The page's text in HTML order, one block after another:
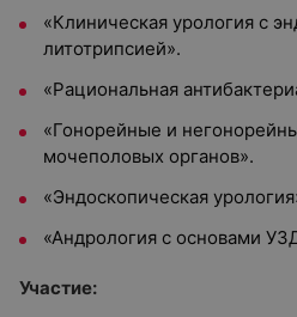
«Клиническая урология с
литотрипсией».
«Рациональная
«Гонорейные и
мочеполовых органов».
«Эндоскопическая
«Андрология с основами
Участие: